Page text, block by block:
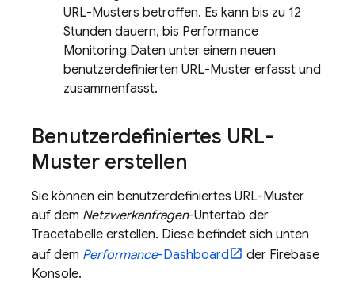
URL-Musters betroffen. Es kann bis zu 12
Stunden dauern, bis Performance
Monitoring Daten unter einem neuen
benutzerdefinierten URL-Muster erfasst und
zusammenfasst.
Benutzerdefiniertes URL-
Muster erstellen
Sie können ein benutzerdefiniertes URL-Muster
auf dem Netzwerkanfragen-Untertab der
Tracetabelle erstellen. Diese befindet sich unten
auf dem Performance-Dashboard der Firebase
Konsole.